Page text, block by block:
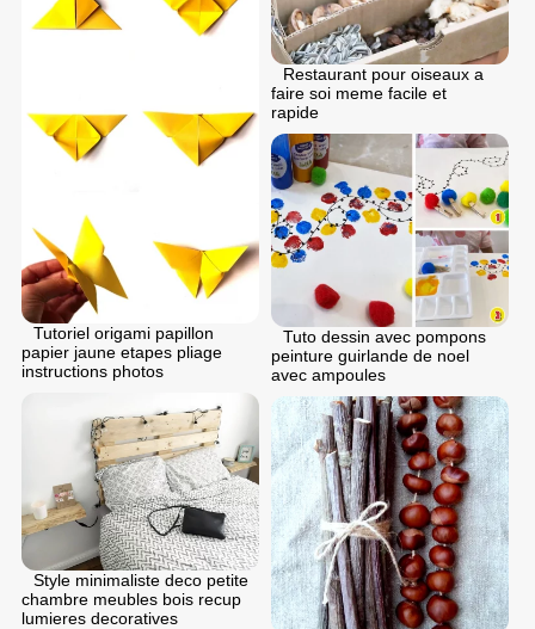
Tutoriel origami papillon
papier jaune etapes pliage
instructions photos
Restaurant pour oiseaux a
faire soi meme facile et
rapide
Tuto dessin avec pompons
peinture guirlande de noel
avec ampoules
Style minimaliste deco petite
chambre meubles bois recup
lumieres decoratives